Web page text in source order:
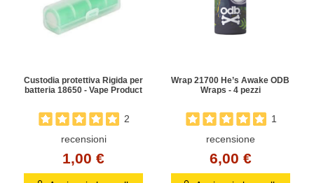
Custodia protettiva Rigida per
batteria 18650 - Vape Product
2
recensioni
1,00 €
Wrap 21700 He’s Awake ODB
Wraps - 4 pezzi
1
recensione
6,00 €